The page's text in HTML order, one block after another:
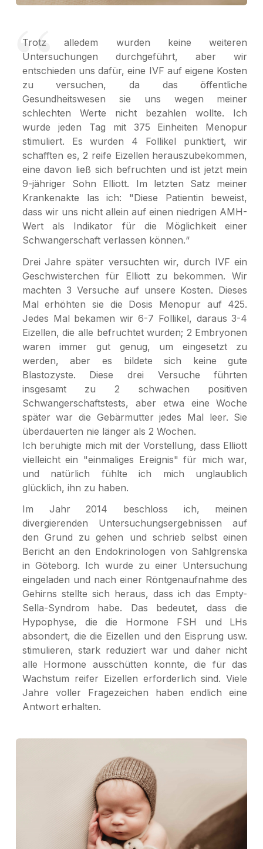
Trotz alledem wurden keine weiteren
Untersuchungen durchgeführt, aber wir
entschieden uns dafür, eine IVF auf eigene Kosten
zu versuchen, da das öffentliche
Gesundheitswesen sie uns wegen meiner
schlechten Werte nicht bezahlen wollte. Ich
wurde jeden Tag mit 375 Einheiten Menopur
stimuliert. Es wurden 4 Follikel punktiert, wir
schafften es, 2 reife Eizellen herauszubekommen,
eine davon ließ sich befruchten und ist jetzt mein
9-jähriger Sohn Elliott. Im letzten Satz meiner
Krankenakte las ich: "Diese Patientin beweist,
dass wir uns nicht allein auf einen niedrigen AMH-
Wert als Indikator für die Möglichkeit einer
Schwangerschaft verlassen können.“
Drei Jahre später versuchten wir, durch IVF ein
Geschwisterchen für Elliott zu bekommen. Wir
machten 3 Versuche auf unsere Kosten. Dieses
Mal erhöhten sie die Dosis Menopur auf 425.
Jedes Mal bekamen wir 6-7 Follikel, daraus 3-4
Eizellen, die alle befruchtet wurden; 2 Embryonen
waren immer gut genug, um eingesetzt zu
werden, aber es bildete sich keine gute
Blastozyste. Diese drei Versuche führten
insgesamt zu 2 schwachen positiven
Schwangerschaftstests, aber etwa eine Woche
später war die Gebärmutter jedes Mal leer. Sie
überdauerten nie länger als 2 Wochen.
Ich beruhigte mich mit der Vorstellung, dass Elliott
vielleicht ein "einmaliges Ereignis" für mich war,
und natürlich fühlte ich mich unglaublich
glücklich, ihn zu haben.
Im Jahr 2014 beschloss ich, meinen
divergierenden Untersuchungsergebnissen auf
den Grund zu gehen und schrieb selbst einen
Bericht an den Endokrinologen von Sahlgrenska
in Göteborg. Ich wurde zu einer Untersuchung
eingeladen und nach einer Röntgenaufnahme des
Gehirns stellte sich heraus, dass ich das Empty-
Sella-Syndrom habe. Das bedeutet, dass die
Hypophyse, die die Hormone FSH und LHs
absondert, die die Eizellen und den Eisprung usw.
stimulieren, stark reduziert war und daher nicht
alle Hormone ausschütten konnte, die für das
Wachstum reifer Eizellen erforderlich sind. Viele
Jahre voller Fragezeichen haben endlich eine
Antwort erhalten.